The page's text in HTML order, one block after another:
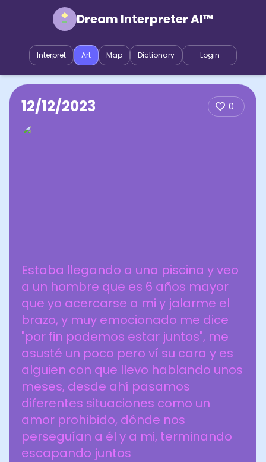
Dream Interpreter AI™
Interpret Art Map Dictionary Login
12/12/2023 0
Estaba llegando a una piscina y veo
a un hombre que es 6 años mayor
que yo acercarse a mi y jalarme el
brazo, y muy emocionado me dice
"por fin podemos estar juntos", me
asusté un poco pero ví su cara y es
alguien con que llevo hablando unos
meses, desde ahí pasamos
diferentes situaciones como un
amor prohibido, dónde nos
perseguían a él y a mi, terminando
escapando juntos